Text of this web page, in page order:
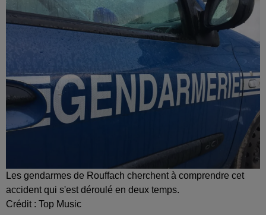
Les gendarmes de Rouffach cherchent à comprendre cet
accident qui s'est déroulé en deux temps.
Crédit : Top Music